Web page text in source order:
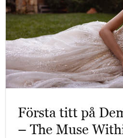
Första titt på
– The Muse